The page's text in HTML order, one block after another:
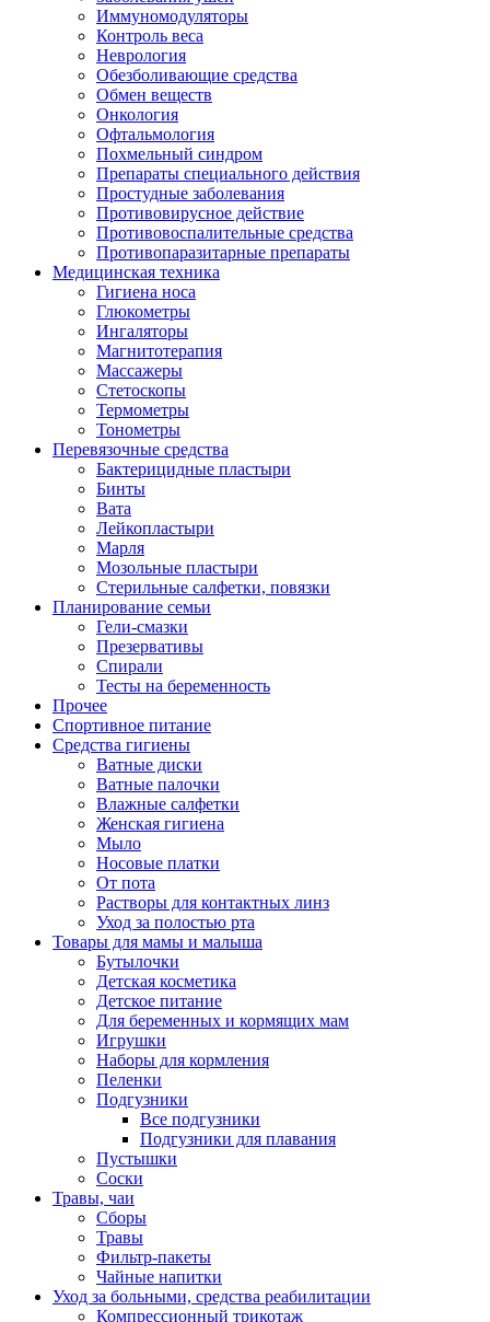
Иммуномодуляторы
Контроль веса
Неврология
Обезболивающие средства
Обмен веществ
Онкология
Офтальмология
Похмельный синдром
Препараты специального действия
Простудные заболевания
Противовирусное действие
Противовоспалительные средства
Противопаразитарные препараты
Медицинская техника
Гигиена носа
Глюкометры
Ингаляторы
Магнитотерапия
Массажеры
Стетоскопы
Термометры
Тонометры
Перевязочные средства
Бактерицидные пластыри
Бинты
Вата
Лейкопластыри
Марля
Мозольные пластыри
Стерильные салфетки, повязки
Планирование семьи
Гели-смазки
Презервативы
Спирали
Тесты на беременность
Прочее
Спортивное питание
Средства гигиены
Ватные диски
Ватные палочки
Влажные салфетки
Женская гигиена
Мыло
Носовые платки
От пота
Растворы для контактных линз
Уход за полостью рта
Товары для мамы и малыша
Бутылочки
Детская косметика
Детское питание
Для беременных и кормящих мам
Игрушки
Наборы для кормления
Пеленки
Подгузники
Все подгузники
Подгузники для плавания
Пустышки
Соски
Травы, чаи
Сборы
Травы
Фильтр-пакеты
Чайные напитки
Уход за больными, средства реабилитации
Компрессионный трикотаж